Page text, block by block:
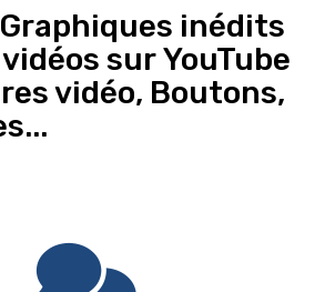
inédits
sur YouTube
vidéo, Boutons,